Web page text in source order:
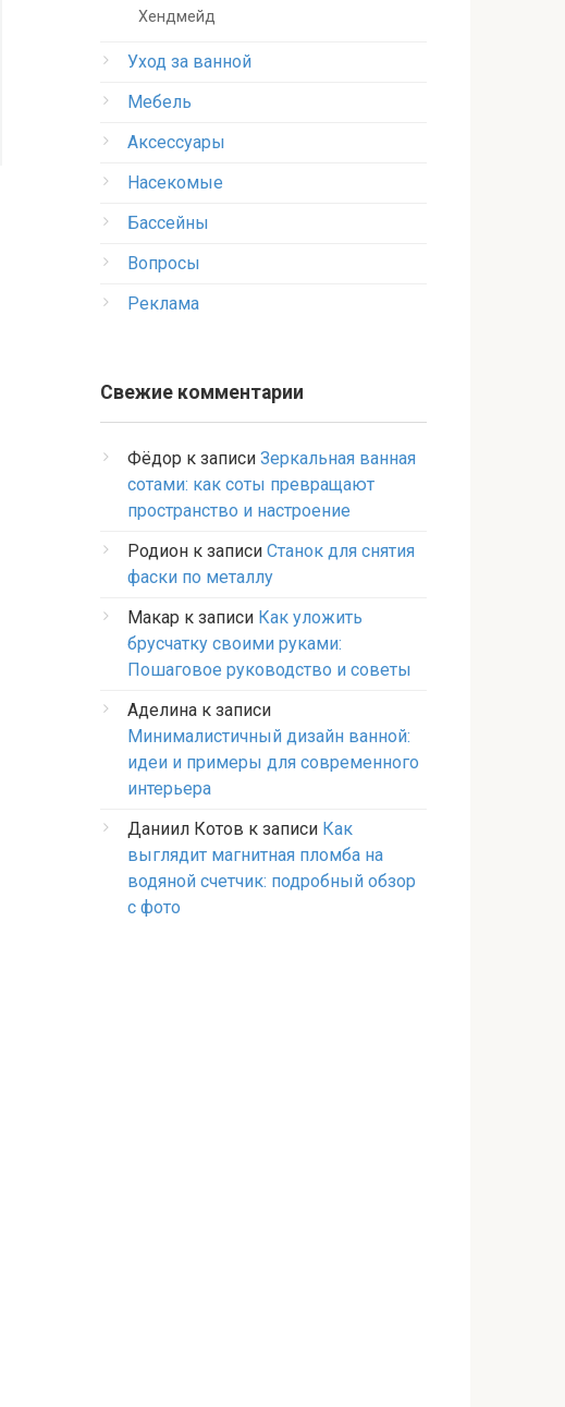
Хендмейд
Уход за ванной
Мебель
Аксессуары
Насекомые
Бассейны
Вопросы
Реклама
Свежие комментарии
Фёдор к записи Зеркальная ванная
сотами: как соты превращают
пространство и настроение
Родион к записи Станок для снятия
фаски по металлу
Макар к записи Как уложить
брусчатку своими руками:
Пошаговое руководство и советы
Аделина к записи
Минималистичный дизайн ванной:
идеи и примеры для современного
интерьера
Даниил Котов к записи Как
выглядит магнитная пломба на
водяной счетчик: подробный обзор
с фото